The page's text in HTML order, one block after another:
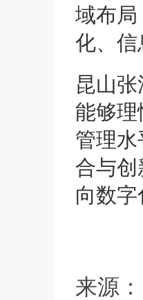
域布
化、
昆山
能够
管理
合与
向数
来源：